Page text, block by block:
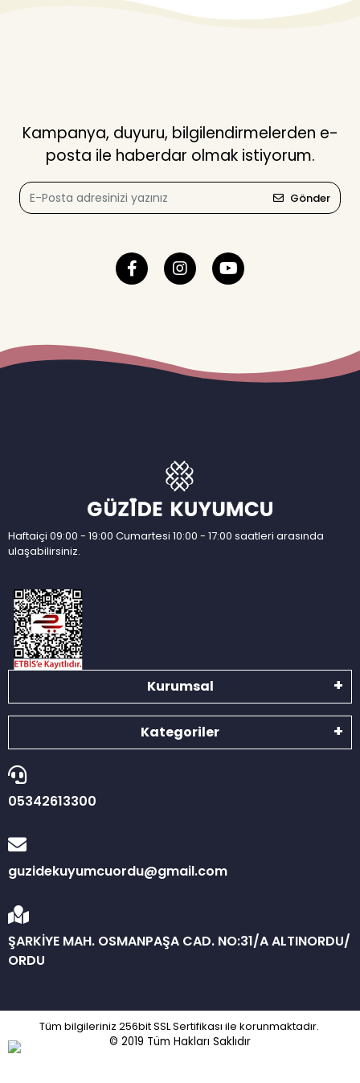
Kampanya, duyuru, bilgilendirmelerden e-
posta ile haberdar olmak istiyorum.
Gönder
Haftaiçi 09:00 - 19:00 Cumartesi 10:00 - 17:00 saatleri arasında
ulaşabilirsiniz.
Kurumsal
Kategoriler
05342613300
guzidekuyumcuordu@gmail.com
ŞARKİYE MAH. OSMANPAŞA CAD. NO:31/A ALTINORDU/
ORDU
Tüm bilgileriniz 256bit SSL Sertifikası ile korunmaktadır.
© 2019 Tüm Hakları Saklıdır